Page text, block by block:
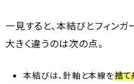
一見すると、本結びとフィンガ
大きく違うのは次の点。
本結びは、針軸と本線を捨て